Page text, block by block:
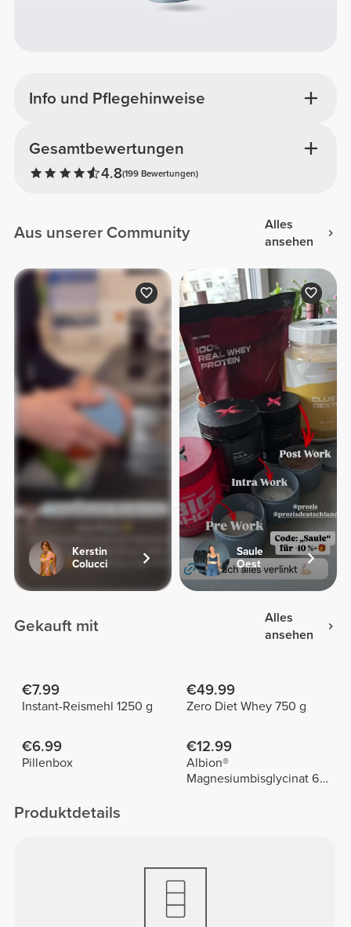
Info und Pflegehinweise
Gesamtbewertungen
4.8(199 Bewertungen)
Aus unserer Community
Alles
ansehen
Kerstin
Colucci
Saule
Oest
Gekauft mit
Alles
ansehen
€7.99
Instant-Reismehl 1250 g
€49.99
Zero Diet Whey 750 g
€6.99
Pillenbox
€12.99
Albion®
Magnesiumbisglycinat 60
Produktdetails